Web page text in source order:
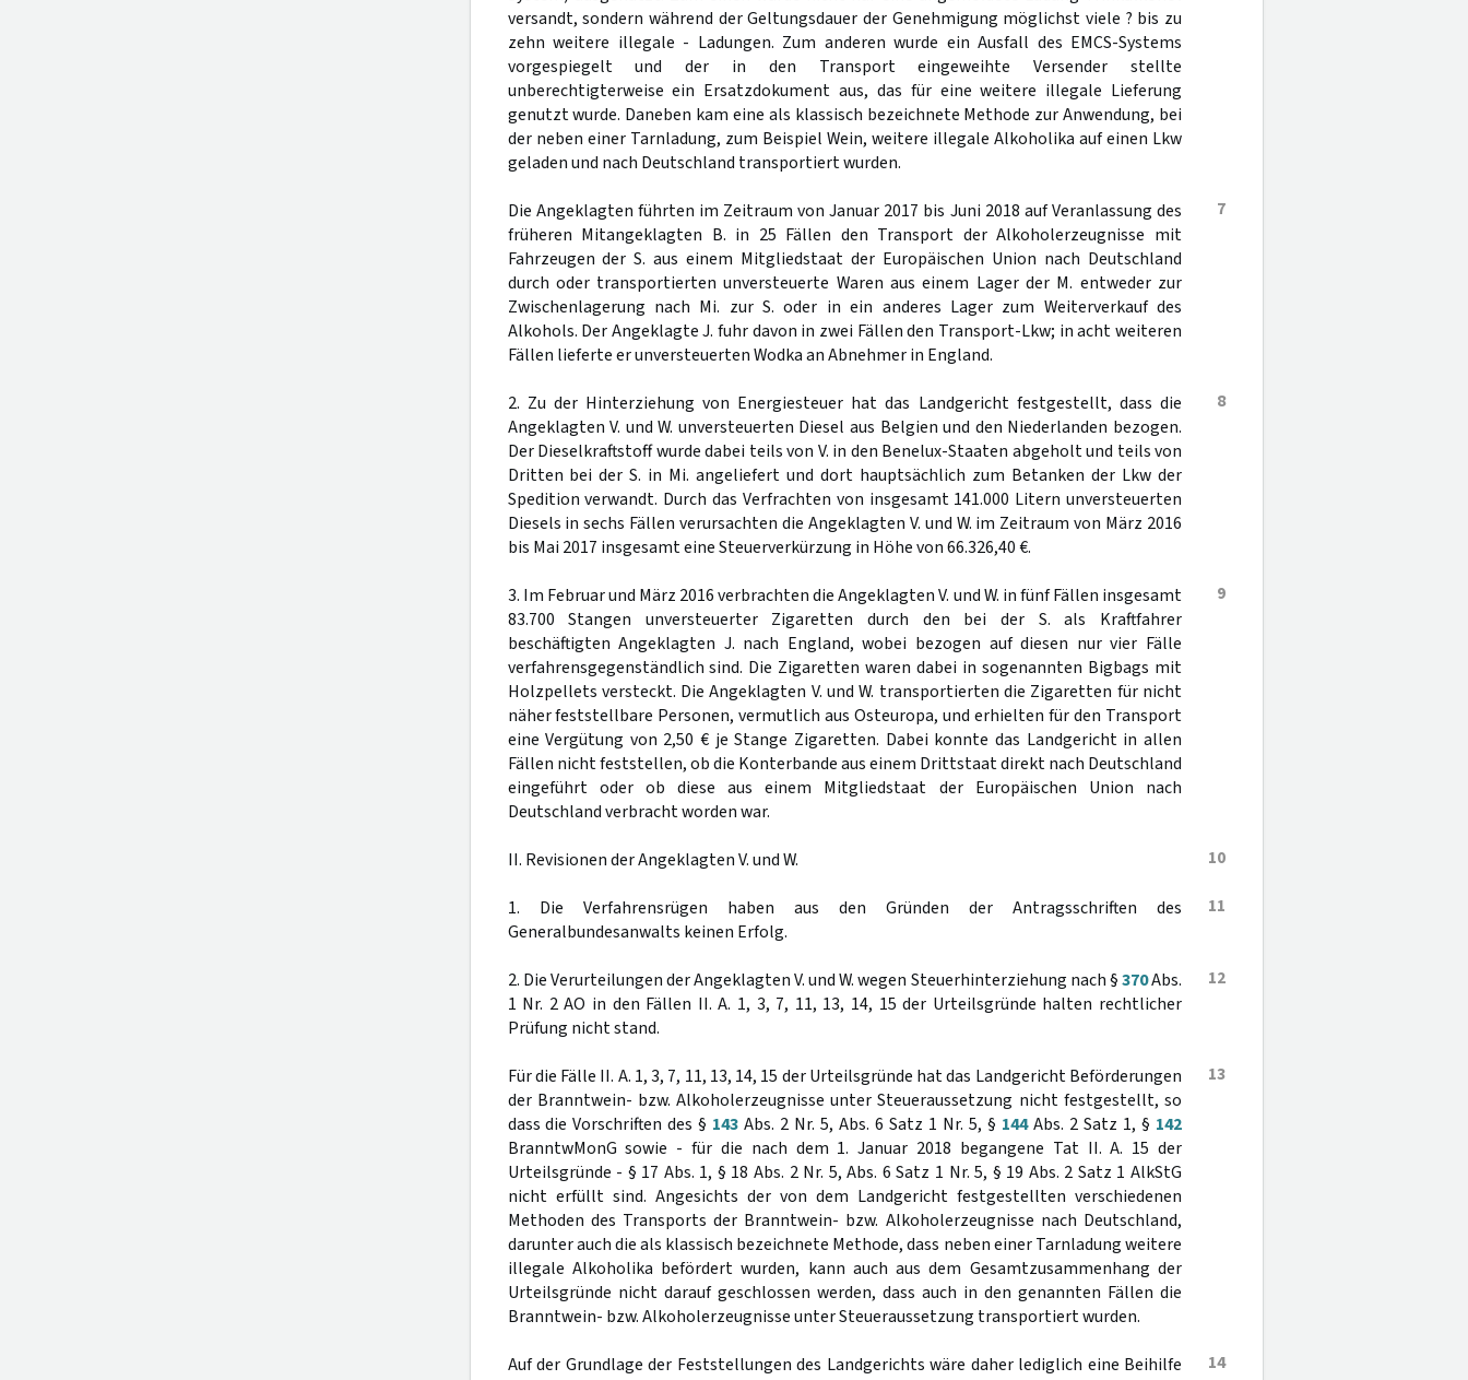
versandt, sondern während der Geltungsdauer der Genehmigung möglichst viele ? bis zu
zehn weitere illegale - Ladungen. Zum anderen wurde ein Ausfall des EMCS-Systems
vorgespiegelt und der in den Transport eingeweihte Versender stellte
unberechtigterweise ein Ersatzdokument aus, das für eine weitere illegale Lieferung
genutzt wurde. Daneben kam eine als klassisch bezeichnete Methode zur Anwendung, bei
der neben einer Tarnladung, zum Beispiel Wein, weitere illegale Alkoholika auf einen Lkw
geladen und nach Deutschland transportiert wurden.
7
Die Angeklagten führten im Zeitraum von Januar 2017 bis Juni 2018 auf Veranlassung des
früheren Mitangeklagten B. in 25 Fällen den Transport der Alkoholerzeugnisse mit
Fahrzeugen der S. aus einem Mitgliedstaat der Europäischen Union nach Deutschland
durch oder transportierten unversteuerte Waren aus einem Lager der M. entweder zur
Zwischenlagerung nach Mi. zur S. oder in ein anderes Lager zum Weiterverkauf des
Alkohols. Der Angeklagte J. fuhr davon in zwei Fällen den Transport-Lkw; in acht weiteren
Fällen lieferte er unversteuerten Wodka an Abnehmer in England.
8
2. Zu der Hinterziehung von Energiesteuer hat das Landgericht festgestellt, dass die
Angeklagten V. und W. unversteuerten Diesel aus Belgien und den Niederlanden bezogen.
Der Dieselkraftstoff wurde dabei teils von V. in den Benelux-Staaten abgeholt und teils von
Dritten bei der S. in Mi. angeliefert und dort hauptsächlich zum Betanken der Lkw der
Spedition verwandt. Durch das Verfrachten von insgesamt 141.000 Litern unversteuerten
Diesels in sechs Fällen verursachten die Angeklagten V. und W. im Zeitraum von März 2016
bis Mai 2017 insgesamt eine Steuerverkürzung in Höhe von 66.326,40 €.
9
3. Im Februar und März 2016 verbrachten die Angeklagten V. und W. in fünf Fällen insgesamt
83.700 Stangen unversteuerter Zigaretten durch den bei der S. als Kraftfahrer
beschäftigten Angeklagten J. nach England, wobei bezogen auf diesen nur vier Fälle
verfahrensgegenständlich sind. Die Zigaretten waren dabei in sogenannten Bigbags mit
Holzpellets versteckt. Die Angeklagten V. und W. transportierten die Zigaretten für nicht
näher feststellbare Personen, vermutlich aus Osteuropa, und erhielten für den Transport
eine Vergütung von 2,50 € je Stange Zigaretten. Dabei konnte das Landgericht in allen
Fällen nicht feststellen, ob die Konterbande aus einem Drittstaat direkt nach Deutschland
eingeführt oder ob diese aus einem Mitgliedstaat der Europäischen Union nach
Deutschland verbracht worden war.
10
II. Revisionen der Angeklagten V. und W.
11
1. Die Verfahrensrügen haben aus den Gründen der Antragsschriften des
Generalbundesanwalts keinen Erfolg.
12
2. Die Verurteilungen der Angeklagten V. und W. wegen Steuerhinterziehung nach §370Abs.
1 Nr. 2 AO in den Fällen II. A. 1, 3, 7, 11, 13, 14, 15 der Urteilsgründe halten rechtlicher
Prüfung nicht stand.
13
Für die Fälle II. A. 1, 3, 7, 11, 13, 14, 15 der Urteilsgründe hat das Landgericht Beförderungen
der Branntwein- bzw. Alkoholerzeugnisse unter Steueraussetzung nicht festgestellt, so
dass die Vorschriften des § 143 Abs. 2 Nr. 5, Abs. 6 Satz 1 Nr. 5, § 144Abs. 2 Satz 1, § 142
BranntwMonG sowie - für die nach dem 1. Januar 2018 begangene Tat II. A. 15 der
Urteilsgründe - § 17 Abs. 1, § 18 Abs. 2 Nr. 5, Abs. 6 Satz 1 Nr. 5, § 19 Abs. 2 Satz 1 AlkStG
nicht erfüllt sind. Angesichts der von dem Landgericht festgestellten verschiedenen
Methoden des Transports der Branntwein- bzw. Alkoholerzeugnisse nach Deutschland,
darunter auch die als klassisch bezeichnete Methode, dass neben einer Tarnladung weitere
illegale Alkoholika befördert wurden, kann auch aus dem Gesamtzusammenhang der
Urteilsgründe nicht darauf geschlossen werden, dass auch in den genannten Fällen die
Branntwein- bzw. Alkoholerzeugnisse unter Steueraussetzung transportiert wurden.
14
Auf der Grundlage der Feststellungen des Landgerichts wäre daher lediglich eine Beihilfe